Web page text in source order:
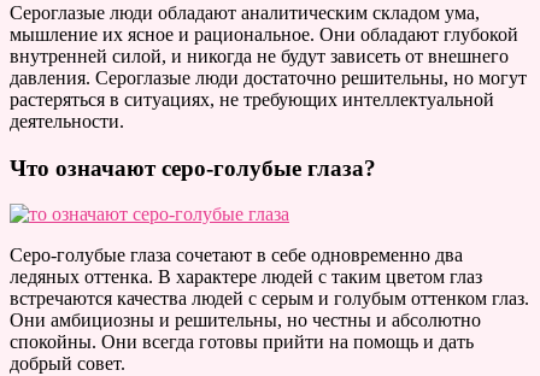
Сероглазые люди обладают аналитическим складом ума,
мышление их ясное и рациональное. Они обладают глубокой
внутренней силой, и никогда не будут зависеть от внешнего
давления. Сероглазые люди достаточно решительны, но могут
растеряться в ситуациях, не требующих интеллектуальной
деятельности.
Что означают серо-голубые глаза?
Серо-голубые глаза сочетают в себе одновременно два
ледяных оттенка. В характере людей с таким цветом глаз
встречаются качества людей с серым и голубым оттенком глаз.
Они амбициозны и решительны, но честны и абсолютно
спокойны. Они всегда готовы прийти на помощь и дать
добрый совет.